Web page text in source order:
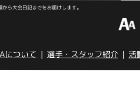
ら大会日記までをお届けします。
について 選手・スタッフ紹介 活